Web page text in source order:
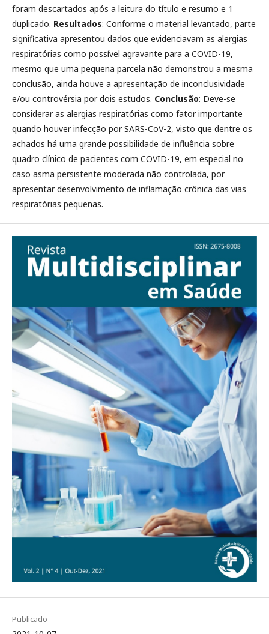
foram descartados após a leitura do título e resumo e 1
duplicado. Resultados: Conforme o material levantado, parte
significativa apresentou dados que evidenciavam as alergias
respiratórias como possível agravante para a COVID-19,
mesmo que uma pequena parcela não demonstrou a mesma
conclusão, ainda houve a apresentação de inconclusividade
e/ou controvérsia por dois estudos. Conclusão: Deve-se
considerar as alergias respiratórias como fator importante
quando houver infecção por SARS-CoV-2, visto que dentre os
achados há uma grande possibilidade de influência sobre
quadro clínico de pacientes com COVID-19, em especial no
caso asma persistente moderada não controlada, por
apresentar desenvolvimento de inflamação crônica das vias
respiratórias pequenas.
Publicado